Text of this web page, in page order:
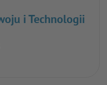
i Technologii